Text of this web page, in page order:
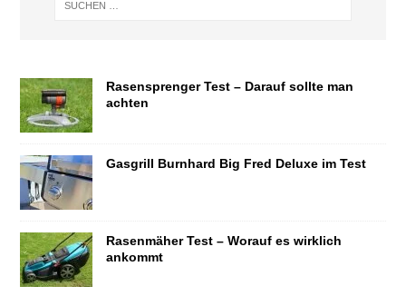
Rasensprenger Test – Darauf sollte man
achten
Gasgrill Burnhard Big Fred Deluxe im Test
Rasenmäher Test – Worauf es wirklich
ankommt